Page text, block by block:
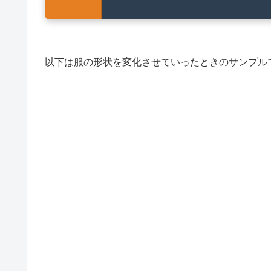
以下は服の形状を変化させていったときのサンプル